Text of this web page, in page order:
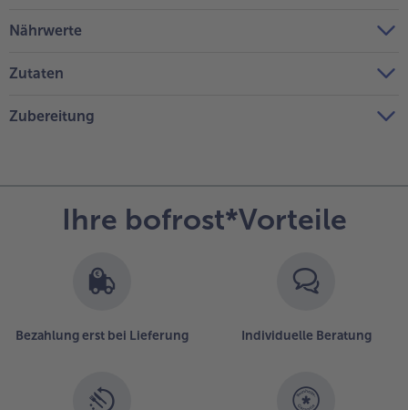
Nährwerte
Zutaten
Zubereitung
Ihre bofrost*Vorteile
Bezahlung erst bei Lieferung Individuelle Beratung